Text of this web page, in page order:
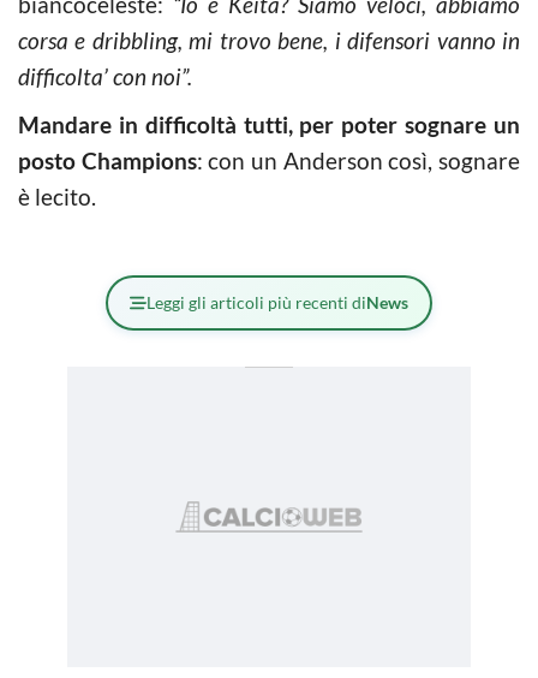
corsa e dribbling, mi trovo bene, i difensori vanno in
difficolta’ con noi”.
Mandare in difficoltà tutti, per poter sognare un
posto Champions: con un Anderson così, sognare
è lecito.
Leggi gli articoli più recenti diNews